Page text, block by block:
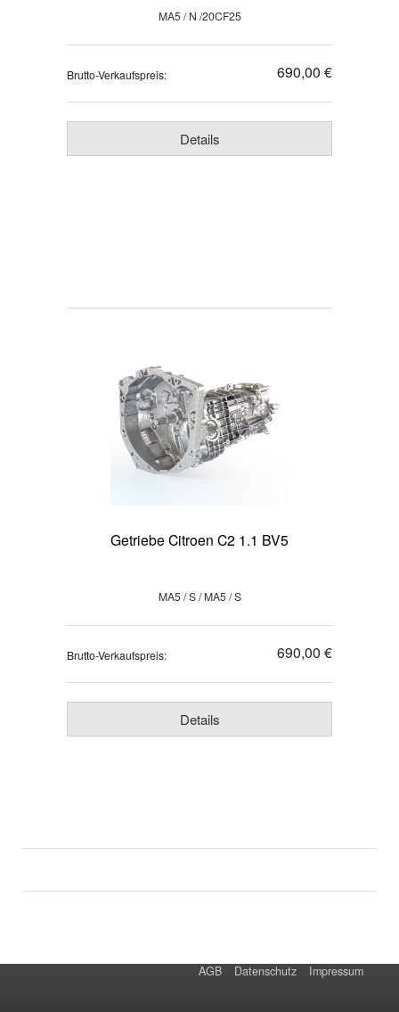
MA5 / N /20CF25
Brutto-Verkaufspreis: 690,00 €
Details
Getriebe Citroen C2 1.1 BV5
MA5 / S / MA5 / S
Brutto-Verkaufspreis: 690,00 €
Details
AGB Datenschutz Impressum